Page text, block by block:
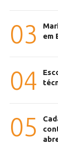
03
em
04
05